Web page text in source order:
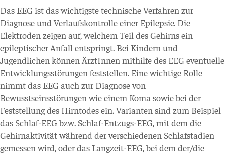
Das EEG ist das wichtigste technische Verfahren zur
Diagnose und Verlaufskontrolle einer Epilepsie. Die
Elektroden zeigen auf, welchem Teil des Gehirns ein
epileptischer Anfall entspringt. Bei Kindern und
Jugendlichen können ÄrztInnen mithilfe des EEG eventuelle
Entwicklungsstörungen feststellen. Eine wichtige Rolle
nimmt das EEG auch zur Diagnose von
Bewusstseinsstörungen wie einem Koma sowie bei der
Feststellung des Hirntodes ein. Varianten sind zum Beispiel
das Schlaf-EEG bzw. Schlaf-Entzugs-EEG, mit dem die
Gehirnaktivität während der verschiedenen Schlafstadien
gemessen wird, oder das Langzeit-EEG, bei dem der/die